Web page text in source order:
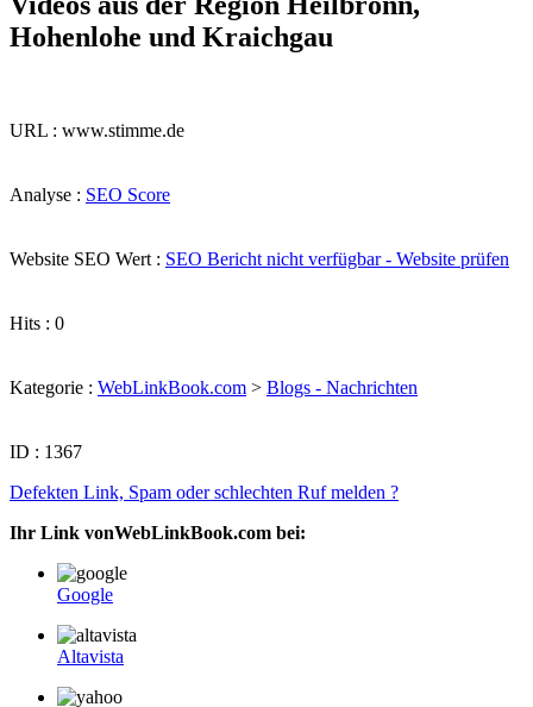
Hohenlohe und Kraichgau
URL : www.stimme.de
Analyse : SEO Score
Website SEO Wert : SEO Bericht nicht verfügbar - Website prüfen
Hits : 0
Kategorie : WebLinkBook.com > Blogs - Nachrichten
ID : 1367
Defekten Link, Spam oder schlechten Ruf melden ?
Ihr Link vonWebLinkBook.com bei:
Google
Altavista